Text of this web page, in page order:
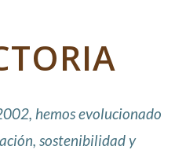
hemos evolucionado
sostenibilidad y